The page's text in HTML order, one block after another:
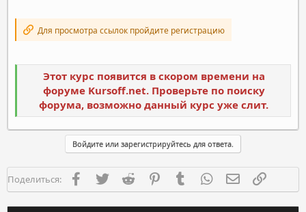
Для просмотра ссылок пройдите регистрацию
Этот курс появится в скором времени на
форуме Kursoff.net. Проверьте по поиску
форума, возможно данный курс уже слит.
Войдите или зарегистрируйтесь для ответа.
Поделиться: FacebookTwitter Reddit PinterestTumblr WhatsAppЭлектронная